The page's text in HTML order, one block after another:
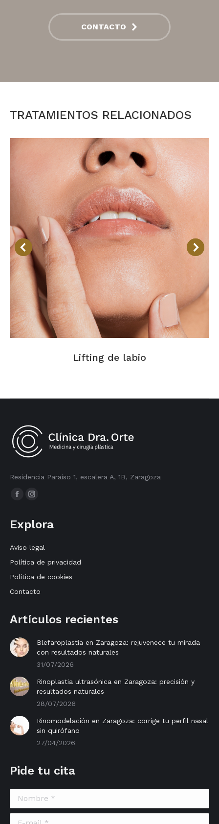
CONTACTO
TRATAMIENTOS RELACIONADOS
Lifting de labio
Residencia Paraiso 1, escalera A, 1B, Zaragoza
Encuéntranos en:
Facebook
opens
new
window
Instagram
opens
new
window
Explora
Aviso legal
Política de privacidad
Política de cookies
Contacto
Artículos recientes
Blefaroplastia en Zaragoza: rejuvenece tu mirada
con resultados naturales
31/07/2026
Rinoplastia ultrasónica en Zaragoza: precisión y
resultados naturales
28/07/2026
Rinomodelación en Zaragoza: corrige tu perfil nasal
sin quirófano
27/04/2026
Pide tu cita